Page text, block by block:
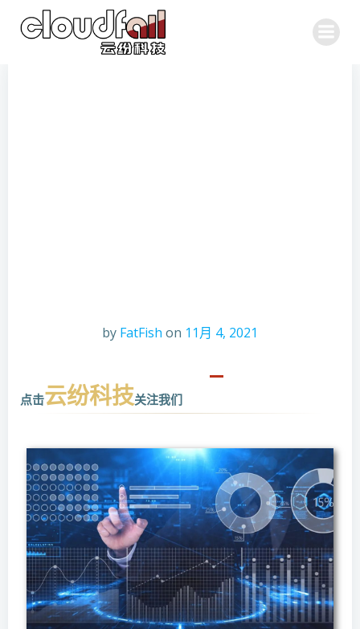
by FatFish on 11月 4, 2021
点击云纷科技关注我们